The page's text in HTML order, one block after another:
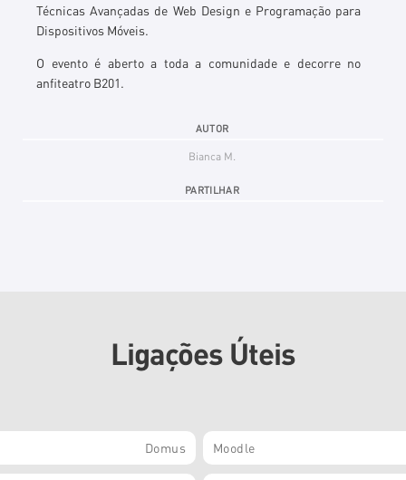
Técnicas Avançadas de Web Design e Programação para
Dispositivos Móveis.
O evento é aberto a toda a comunidade e decorre no
anfiteatro B201.
AUTOR
Bianca M.
PARTILHAR
Ligações Úteis
Domus Moodle